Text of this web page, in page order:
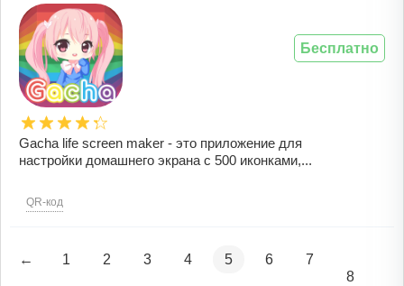
Gacha life screen maker - это приложение для
настройки домашнего экрана с 500 иконками,...
QR-код
Бесплатно
← 1 2 3 4 5 6
7
8